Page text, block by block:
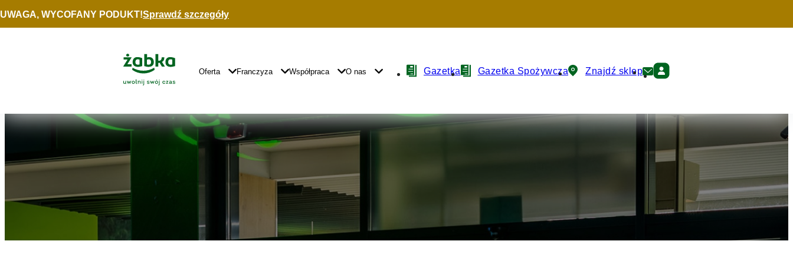
Idź do treści
UWAGA, WYCOFANY PODUKT!Sprawdź szczegóły
Główne
Logo
Główna
Nawigacja
Oferta Franczyza Współpraca O nas
NawigacjaGazetka Gazetka Spożywcza Znajdź sklep